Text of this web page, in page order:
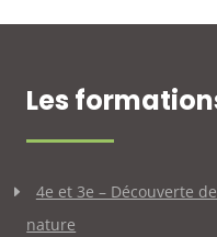
Les
4e et 3e – Découverte
nature